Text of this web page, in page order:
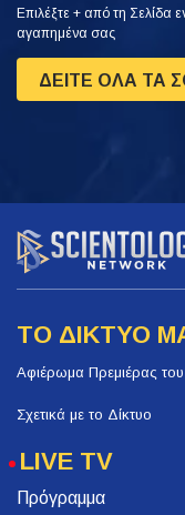
Επιλέξτε + από τη Σελίδα
αγαπημένα σας
ΔΕΙΤΕ ΟΛΑ ΤΑ
ΤΟ ΔΙΚΤΥΟ
Αφιέρωμα Πρεμιέρας
Σχετικά με το Δίκτυο
LIVE TV
Πρόγραμμα